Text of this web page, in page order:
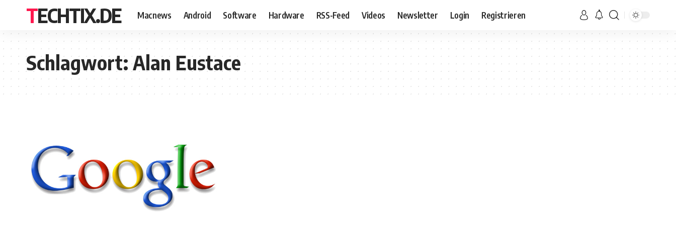
TECHTIX.DE Macnews Android Software Hardware RSS-Feed Videos Newsletter Login Registrieren
Schlagwort:Alan Eustace